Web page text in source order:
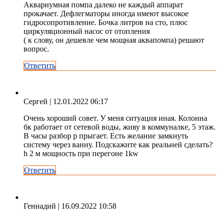
Аквариумная помпа далеко не каждый аппарат
прокачает. Дефлегматоры иногда имеют высокое
гидросопротивление. Бочка литров на сто, плюс
циркуляционный насос от отопления
( к слову, он дешевле чем мощная аквапомпа) решают
вопрос.
Ответить
Сергей | 12.01.2022 06:17
Очень хороший совет. У меня ситуация иная. Колонна
бк работает от сетевой воды, живу в коммуналке, 5 этаж.
В часы разбор p прыгает. Есть желание замкнуть
систему через ванну. Подскажите как реальней сделать?
h 2 м мощность при перегоне 1kw
Ответить
Геннадий | 16.09.2022 10:58